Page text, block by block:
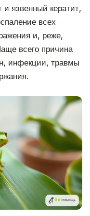
и язвенный кератит,
всех
и, реже,
всего причина
инфекции, травмы